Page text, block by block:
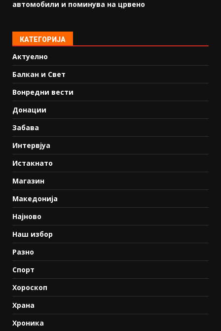
автомобили и поминува на црвено
КАТЕГОРИЈА
Актуелно
Балкан и Свет
Вонредни вести
Донации
Забава
Интервјуа
Истакнато
Магазин
Македонија
Најново
Наш избор
Разно
Спорт
Хороскоп
Храна
Хроника